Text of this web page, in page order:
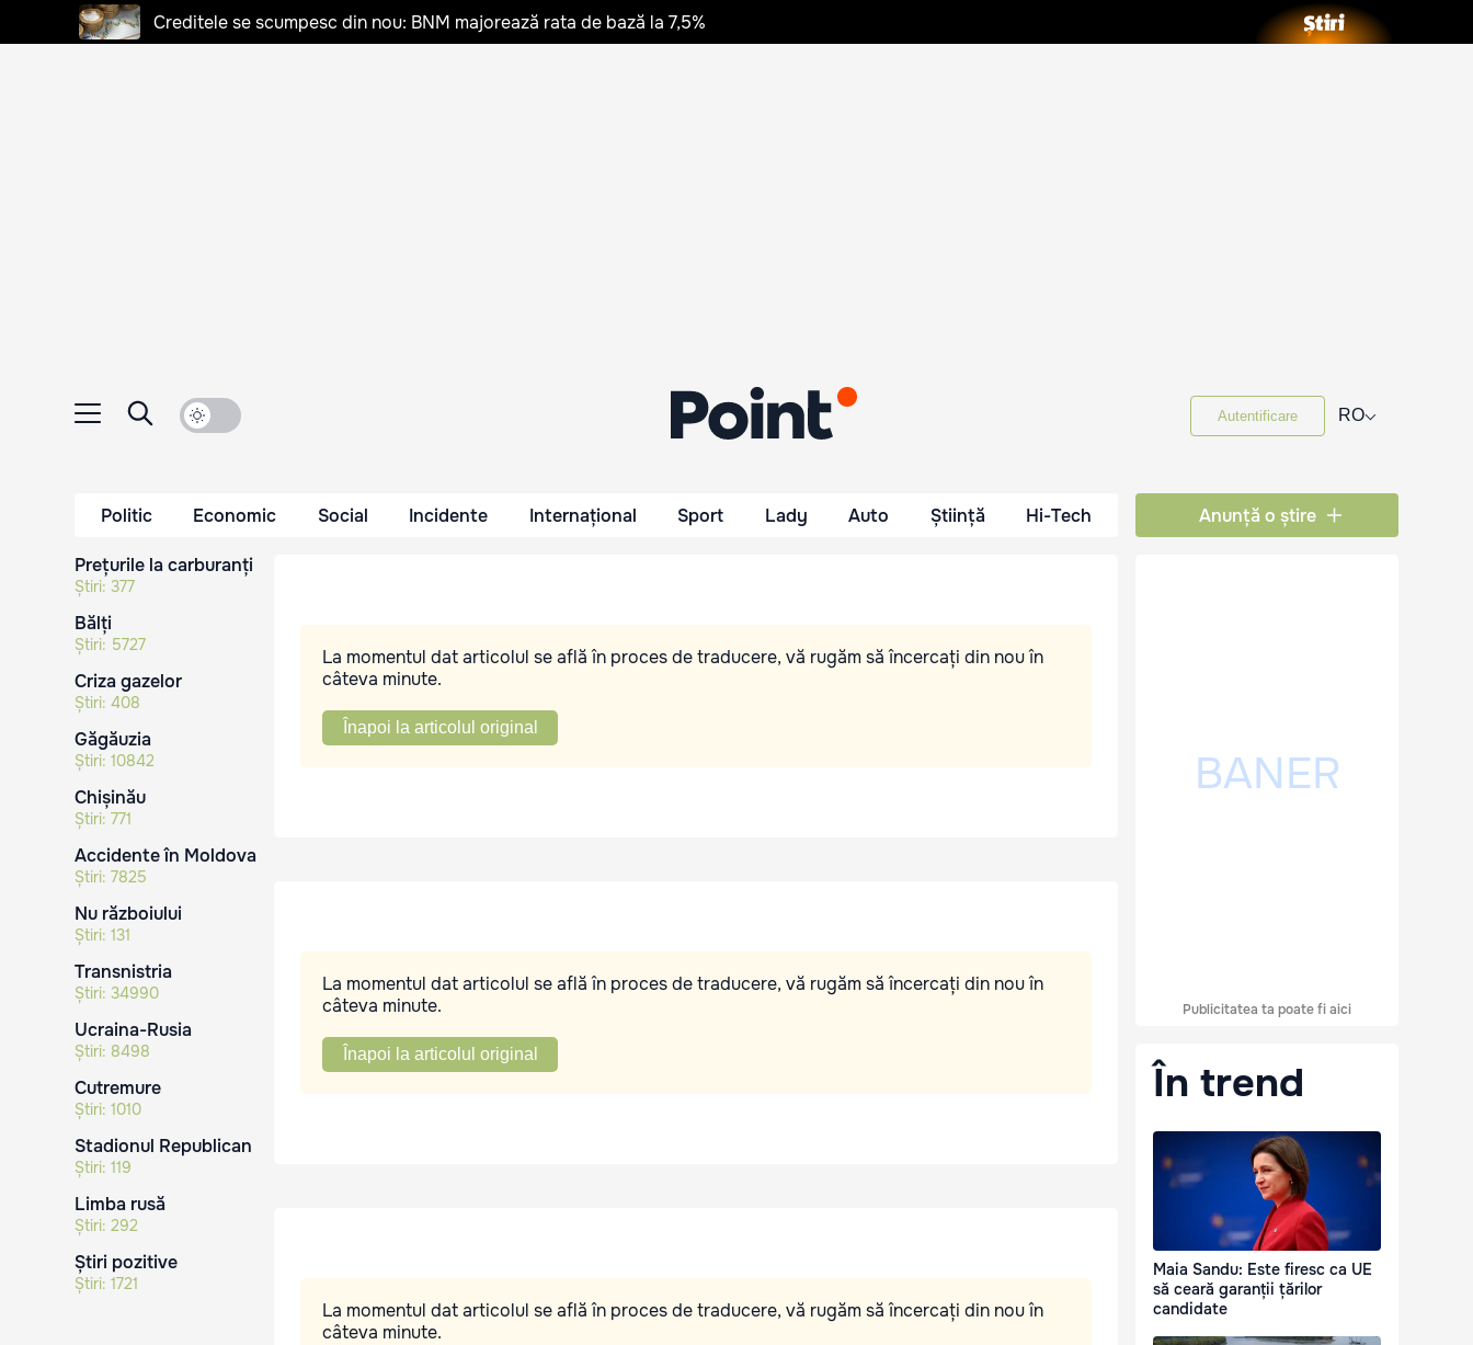
Creditele se scumpesc din nou: BNM majorează rata de bază la 7,5%
Autentificare RO⌵
Politic Economic Social Incidente Internațional Sport Lady Auto Știință Hi-Tech Anunță o știre
Prețurile la carburanți
Știri: 377
Bălți
Știri: 5727
Criza gazelor
Știri: 408
Găgăuzia
Știri: 10842
Chișinău
Știri: 771
Accidente în Moldova
Știri: 7825
Nu războiului
Știri: 131
Transnistria
Știri: 34990
Ucraina-Rusia
Știri: 8498
Cutremure
Știri: 1010
Stadionul Republican
Știri: 119
Limba rusă
Știri: 292
Știri pozitive
Știri: 1721
La momentul dat articolul se află în proces de traducere, vă rugăm să încercați din nou în
câteva minute.
Înapoi la articolul original
La momentul dat articolul se află în proces de traducere, vă rugăm să încercați din nou în
câteva minute.
Înapoi la articolul original
La momentul dat articolul se află în proces de traducere, vă rugăm să încercați din nou în
câteva minute.
Publicitatea ta poate fi aici
În trend
Maia Sandu: Este firesc ca UE
să ceară garanții țărilor
candidate